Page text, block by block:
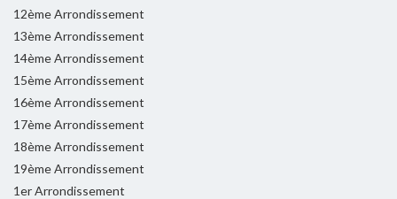
12ème Arrondissement
13ème Arrondissement
14ème Arrondissement
15ème Arrondissement
16ème Arrondissement
17ème Arrondissement
18ème Arrondissement
19ème Arrondissement
1er Arrondissement